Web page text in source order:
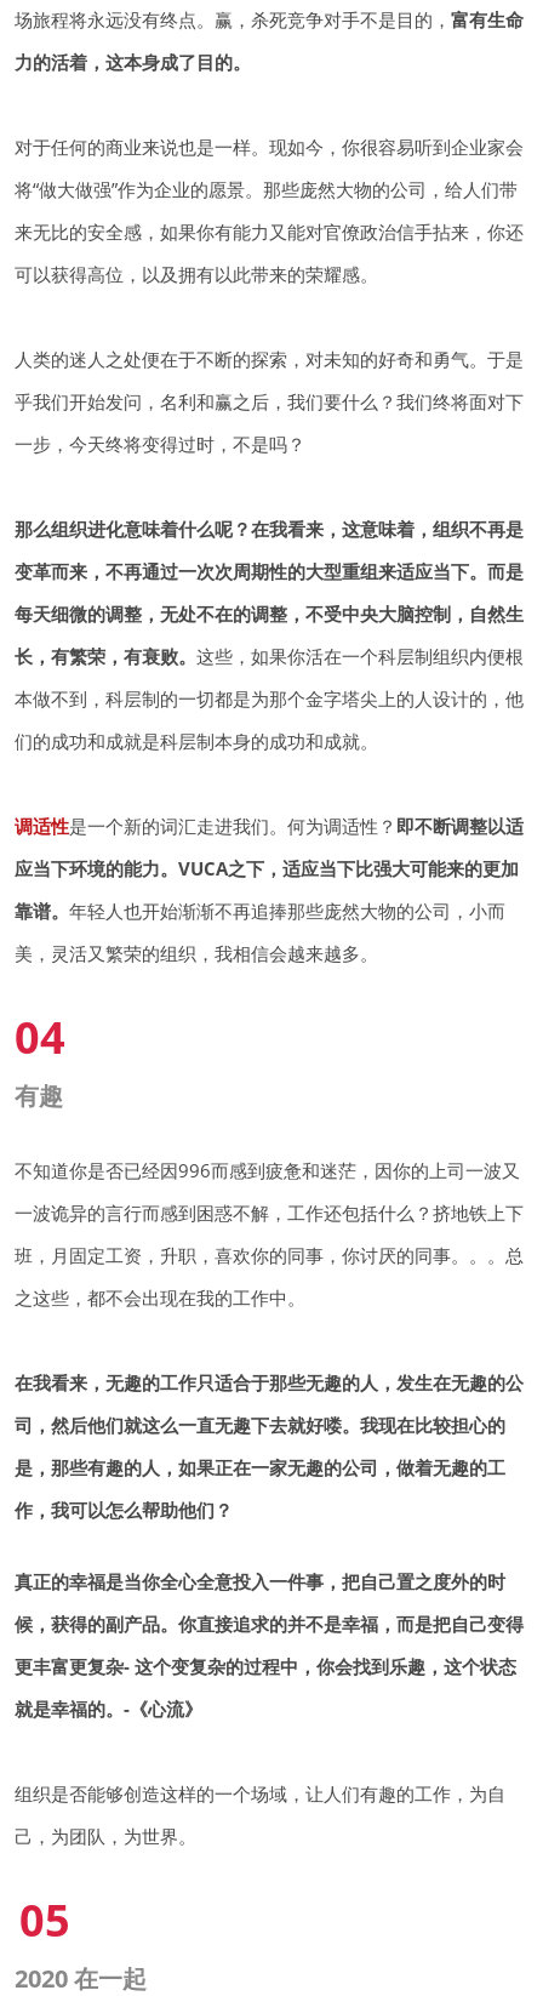
场旅程将永远没有终点。赢，杀死竞争对手不是目的， 富有生命
力的活着，这本身成了目的。
对于任何的商业来说也是一样。现如今，你很容易听到企业家会
将“做大做强”作为企业的愿景。那些庞然大物的公司，给人们带
来无比的安全感，如果你有能力又能对官僚政治信手拈来，你还
可以获得高位，以及拥有以此带来的荣耀感。
人类的迷人之处便在于不断的探索，对未知的好奇和勇气。于是
乎我们开始发问，名利和赢之后，我们要什么？我们终将面对下
一步，今天终将变得过时，不是吗？
那么组织进化意味着什么呢？在我看来，这意味着，组织不再是
变革而来，不再通过一次次周期性的大型重组来适应当下。而是
每天细微的调整，无处不在的调整，不受中央大脑控制，自然生
长，有繁荣，有衰败。 这些，如果你活在一个科层制组织内便根
本做不到，科层制的一切都是为那个金字塔尖上的人设计的，他
们的成功和成就是科层制本身的成功和成就。
调适性是一个新的词汇走进我们。何为调适性？ 即不断调整以适
应当下环境的能力。VUCA之下，适应当下比强大可能来的更加
靠谱。 年轻人也开始渐渐不再追捧那些庞然大物的公司，小而
美，灵活又繁荣的组织，我相信会越来越多。
04
有趣
不知道你是否已经因996而感到疲惫和迷茫，因你的上司一波又
一波诡异的言行而感到困惑不解，工作还包括什么？挤地铁上下
班，月固定工资，升职，喜欢你的同事，你讨厌的同事。。。总
之这些，都不会出现在我的工作中。
在我看来，无趣的工作只适合于那些无趣的人，发生在无趣的公
司，然后他们就这么一直无趣下去就好喽。我现在比较担心的
是，那些有趣的人，如果正在一家无趣的公司，做着无趣的工
作，我可以怎么帮助他们？
真正的幸福是当你全心全意投入一件事，把自己置之度外的时
候，获得的副产品。你直接追求的并不是幸福，而是把自己变得
更丰富更复杂- 这个变复杂的过程中，你会找到乐趣，这个状态
就是幸福的。-《心流》
组织是否能够创造这样的一个场域，让人们有趣的工作，为自
己，为团队，为世界。
05
2020 在一起